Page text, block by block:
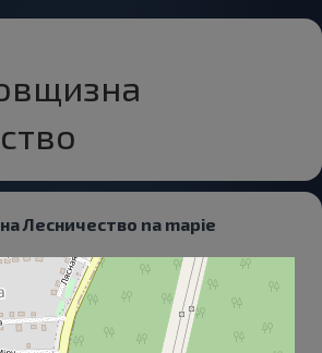
Лесничество na mapie